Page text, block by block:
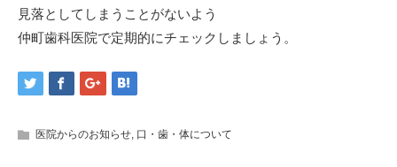
見落としてしまうことがないよう
仲町歯科医院で定期的にチェックしましょう。
医院からのお知らせ, 口・歯・体について